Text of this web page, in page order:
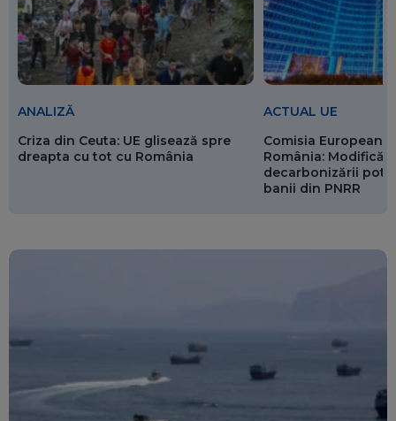
ANALIZĂ
Criza din Ceuta: UE glisează spre
dreapta cu tot cu România
ACTUAL UE
Comisia Europeană
România:
decarbonizării pot
banii din PNRR